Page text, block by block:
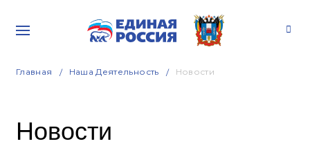
Главная Наша Деятельность Новости
Новости